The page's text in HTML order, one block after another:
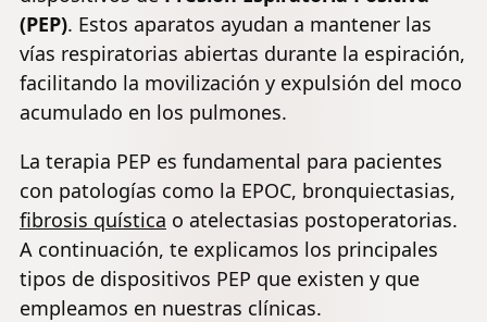
(PEP). Estos aparatos ayudan a mantener las
vías respiratorias abiertas durante la espiración,
facilitando la movilización y expulsión del moco
acumulado en los pulmones.
La terapia PEP es fundamental para pacientes
con patologías como la EPOC, bronquiectasias,
fibrosis quística o atelectasias postoperatorias.
A continuación, te explicamos los principales
tipos de dispositivos PEP que existen y que
empleamos en nuestras clínicas.